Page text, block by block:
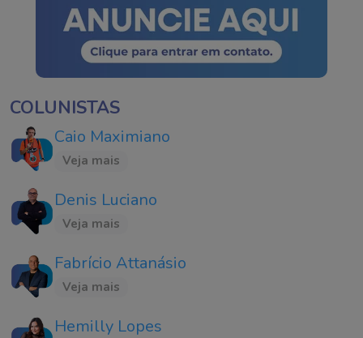
COLUNISTAS
Caio Maximiano
Veja mais
Denis Luciano
Veja mais
Fabrício Attanásio
Veja mais
Hemilly Lopes